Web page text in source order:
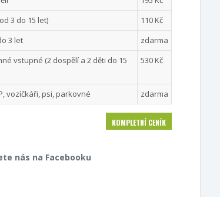
3 do 15 let)
110 Kč
3 let
zdarma
vstupné (2 dospělí a 2 děti do 15
530 Kč
vozíčkáři, psi, parkovné zdarma
KOMPLETNÍ CENÍK
nás na Facebooku